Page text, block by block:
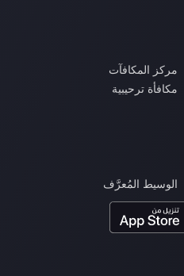
مركز المكافآت
مكافأة ترحيبية
الوسيط المُعرَّف